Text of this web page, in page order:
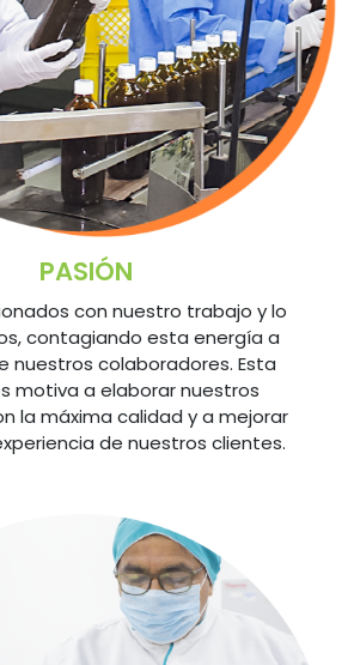
PASIÓN
con nuestro trabajo y lo
contagiando esta energía a
nuestros colaboradores. Esta
motiva a elaborar nuestros
la máxima calidad y a mejorar
de nuestros clientes.